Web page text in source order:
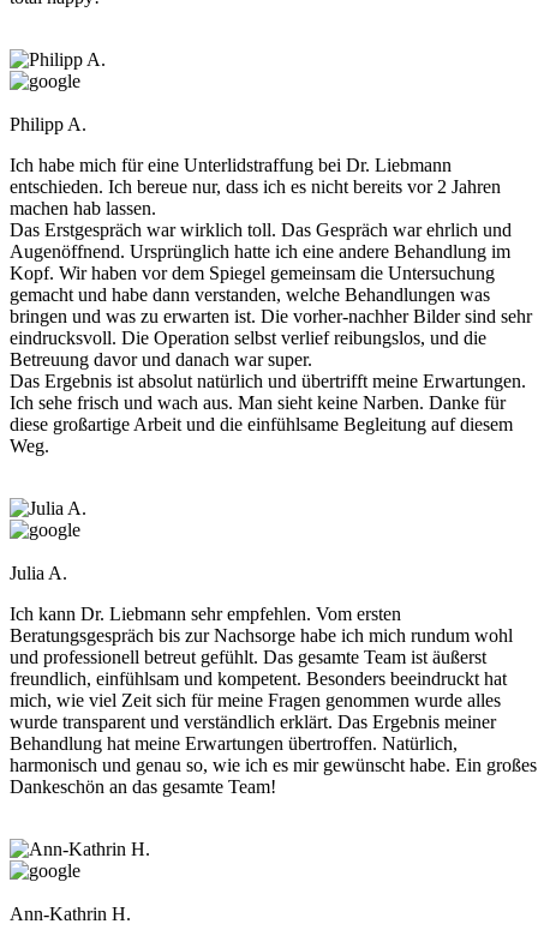
Philipp A.
Ich habe mich für eine Unterlidstraffung bei Dr. Liebmann
entschieden. Ich bereue nur, dass ich es nicht bereits vor 2 Jahren
machen hab lassen.
Das Erstgespräch war wirklich toll. Das Gespräch war ehrlich und
Augenöffnend. Ursprünglich hatte ich eine andere Behandlung im
Kopf. Wir haben vor dem Spiegel gemeinsam die Untersuchung
gemacht und habe dann verstanden, welche Behandlungen was
bringen und was zu erwarten ist. Die vorher-nachher Bilder sind sehr
eindrucksvoll. Die Operation selbst verlief reibungslos, und die
Betreuung davor und danach war super.
Das Ergebnis ist absolut natürlich und übertrifft meine Erwartungen.
Ich sehe frisch und wach aus. Man sieht keine Narben. Danke für
diese großartige Arbeit und die einfühlsame Begleitung auf diesem
Weg.
Julia A.
Ich kann Dr. Liebmann sehr empfehlen. Vom ersten
Beratungsgespräch bis zur Nachsorge habe ich mich rundum wohl
und professionell betreut gefühlt. Das gesamte Team ist äußerst
freundlich, einfühlsam und kompetent. Besonders beeindruckt hat
mich, wie viel Zeit sich für meine Fragen genommen wurde alles
wurde transparent und verständlich erklärt. Das Ergebnis meiner
Behandlung hat meine Erwartungen übertroffen. Natürlich,
harmonisch und genau so, wie ich es mir gewünscht habe. Ein großes
Dankeschön an das gesamte Team!
Ann-Kathrin H.